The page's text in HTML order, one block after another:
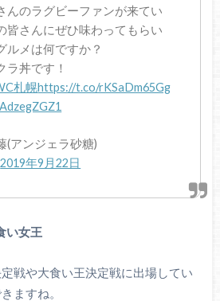
んのラグビーファンが来てい
皆さんにぜひ味わってもらい
ルメは何ですか？
ラ丼です！
札幌https://t.co/rKSaDm65Gg
(アンジェラ砂糖)
2019年9月22日
い女王
戦や大食い王決定戦に出場してい
ますね。